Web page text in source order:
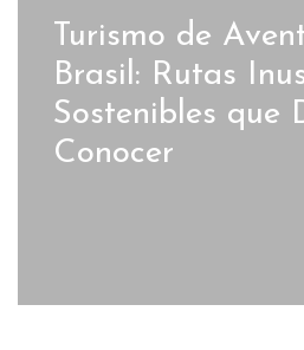
Turismo de
Brasil: Rutas
Sostenibles que
Conocer